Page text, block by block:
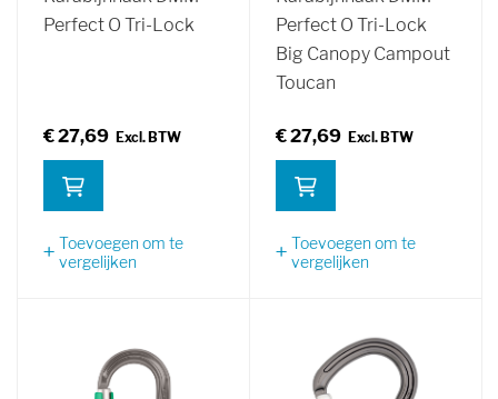
Perfect O Tri-Lock
€ 27,69
Toevoegen om te
vergelijken
Perfect O Tri-Lock
Big Canopy Campout
Toucan
€ 27,69
Toevoegen om te
vergelijken